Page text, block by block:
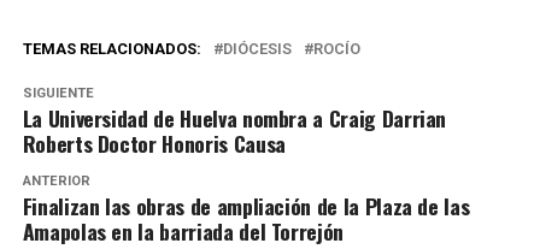
TEMAS RELACIONADOS: DIÓCESIS ROCÍO
SIGUIENTE
La Universidad de Huelva nombra a Craig Darrian
Roberts Doctor Honoris Causa
ANTERIOR
Finalizan las obras de ampliación de la Plaza de las
Amapolas en la barriada del Torrejón